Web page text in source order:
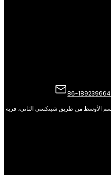
من طريق شينكسي الثاني، قرية